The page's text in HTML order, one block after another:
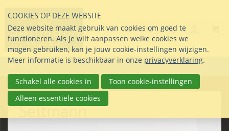
links
over
Direct
naar
inhoud
Direct
naar
het
info@seltmann-
Stel uw vraag
085 76 07 000
Search
Menu
Seltmann
COOKIES OP DEZE WEBSITE
Deze website maakt gebruik van cookies om goed te
functioneren. Als je wilt aanpassen welke cookies we
mogen gebruiken, kan je jouw cookie-instellingen wijzigen.
Meer informatie is beschikbaar in onze privacyverklaring.
Schakel alle cookies in
Toon cookie-instellingen
Alleen essentiële cookies